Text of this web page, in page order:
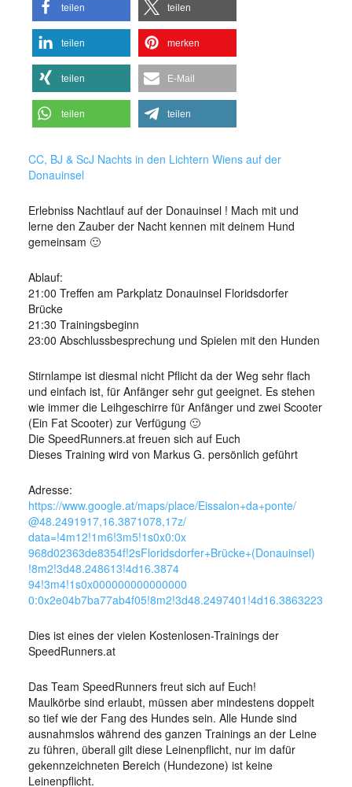
teilen teilen
teilen merken
teilen E-Mail
teilen teilen
CC, BJ & ScJ Nachts in den Lichtern Wiens auf der
Donauinsel
Erlebniss Nachtlauf auf der Donauinsel ! Mach mit und
lerne den Zauber der Nacht kennen mit deinem Hund
gemeinsam 🙂
Ablauf:
21:00 Treffen am Parkplatz Donauinsel Floridsdorfer
Brücke
21:30 Trainingsbeginn
23:00 Abschlussbesprechung und Spielen mit den Hunden
Stirnlampe ist diesmal nicht Pflicht da der Weg sehr flach
und einfach ist, für Anfänger sehr gut geeignet. Es stehen
wie immer die Leihgeschirre für Anfänger und zwei Scooter
(Ein Fat Scooter) zur Verfügung 🙂
Die SpeedRunners.at freuen sich auf Euch
Dieses Training wird von Markus G. persönlich geführt
Adresse:
https://www.google.at/maps/place/Eissalon+da+ponte/
@48.2491917,16.3871078,17z/
data=!4m12!1m6!3m5!1s0x0:0x
968d02363de8354f!2sFloridsdorfer+Brücke+(Donauinsel)
!8m2!3d48.248613!4d16.3874
94!3m4!1s0x000000000000000
0:0x2e04b7ba77ab4f05!8m2!3d48.2497401!4d16.3863223
Dies ist eines der vielen Kostenlosen-Trainings der
SpeedRunners.at
Das Team SpeedRunners freut sich auf Euch!
Maulkörbe sind erlaubt, müssen aber mindestens doppelt
so tief wie der Fang des Hundes sein. Alle Hunde sind
ausnahmslos während des ganzen Trainings an der Leine
zu führen, überall gilt diese Leinenpflicht, nur im dafür
gekennzeichneten Bereich (Hundezone) ist keine
Leinenpflicht.